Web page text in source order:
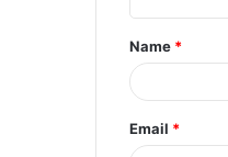
t
*
Name *
Email *